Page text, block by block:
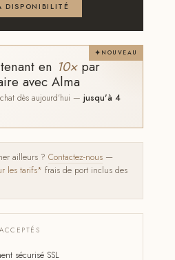
DISPONIBILITÉ
NOUVEAU
en 10×par
avec Alma
dès aujourd'hui —jusqu'à 4
ailleurs ?Contactez-nous —
les tarifs* frais de port inclus des
sécurisé SSL